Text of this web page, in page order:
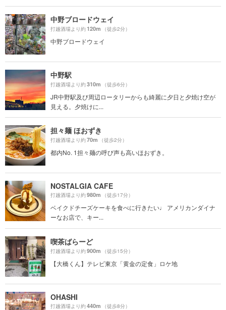
中野ブロードウェイ
打越酒場より約120m （徒歩2分）
中野ブロードウェイ
中野駅
打越酒場より約310m （徒歩6分）
JR中野駅及び周辺ロータリーからも綺麗に夕日と夕焼け空が
見える。夕焼けに...
担々麺 ほおずき
打越酒場より約70m （徒歩2分）
都内No. 1担々麺の呼び声も高いほおずき。
NOSTALGIA CAFE
打越酒場より約980m （徒歩17分）
ベイクドチーズケーキを食べに行きたい♩ アメリカンダイナ
ーなお店で、キー...
喫茶ばらーど
打越酒場より約900m （徒歩15分）
【大橋くん】テレビ東京「黄金の定食」ロケ地
OHASHI
打越酒場より約440m （徒歩8分）